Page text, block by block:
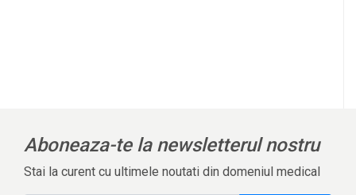
Aboneaza-te la newsletterul nostru
Stai la curent cu ultimele noutati din domeniul medical